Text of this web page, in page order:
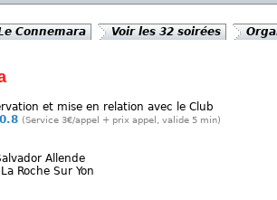
Connemara Voir les 32 soirées
et mise en relation avec le Club
(Service 3€/appel + prix appel, valide 5 min)
Allende
Roche Sur Yon